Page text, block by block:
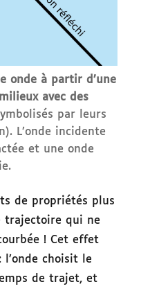
onde à partir d’une
avec des
par leurs
L’onde incidente
et une onde
de propriétés plus
trajectoire qui ne
! Cet effet
l’onde choisit le
de trajet, et